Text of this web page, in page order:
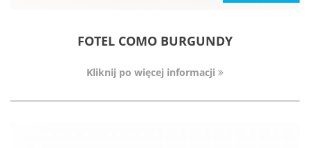
FOTEL COMO BURGUNDY
Kliknij po więcej informacji